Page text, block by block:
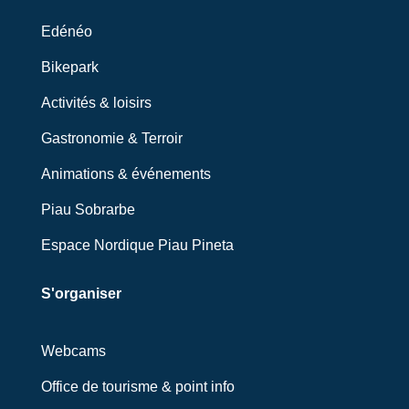
Edénéo
Bikepark
Activités & loisirs
Gastronomie & Terroir
Animations & événements
Piau Sobrarbe
Espace Nordique Piau Pineta
S'organiser
Webcams
Office de tourisme & point info